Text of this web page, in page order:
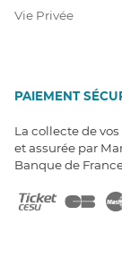
Vie Privée
PAIEMENT
La collecte de
et assurée par
Banque de